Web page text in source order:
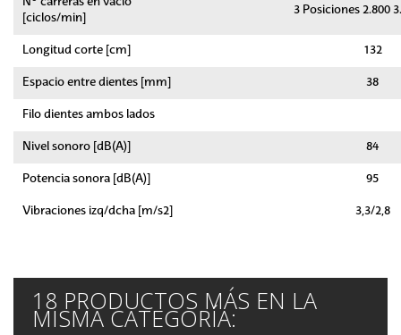
Nº carreras en vacio
[ciclos/min]
3 Posiciones 2.800
Longitud corte [cm] 132
Espacio entre dientes [mm] 38
Filo dientes ambos lados
Nivel sonoro [dB(A)] 84
Potencia sonora [dB(A)] 95
Vibraciones izq/dcha [m/s2] 3,3/2,8
18 PRODUCTOS MÁS EN LA
MISMA CATEGORÍA: